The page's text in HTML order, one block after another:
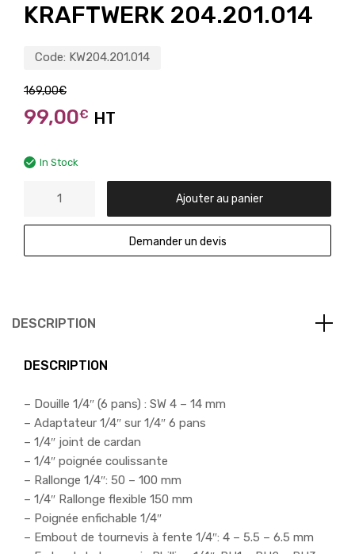
KRAFTWERK 204.201.014
Code: KW204.201.014
169,00€
99,00€ HT
In Stock
Ajouter au panier
Demander un devis
DESCRIPTION
DESCRIPTION
– Douille 1/4″ (6 pans) : SW 4 – 14 mm
– Adaptateur 1/4″ sur 1/4″ 6 pans
– 1/4″ joint de cardan
– 1/4″ poignée coulissante
– Rallonge 1/4″: 50 – 100 mm
– 1/4″ Rallonge flexible 150 mm
– Poignée enfichable 1/4″
– Embout de tournevis à fente 1/4″: 4 – 5.5 – 6.5 mm